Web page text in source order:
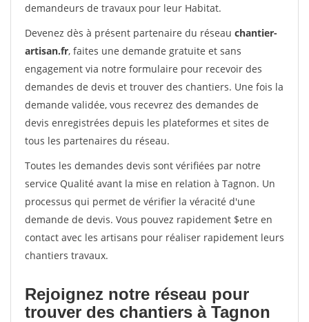
demandeurs de travaux pour leur Habitat.
Devenez dès à présent partenaire du réseau chantier-
artisan.fr, faites une demande gratuite et sans
engagement via notre formulaire pour recevoir des
demandes de devis et trouver des chantiers. Une fois la
demande validée, vous recevrez des demandes de
devis enregistrées depuis les plateformes et sites de
tous les partenaires du réseau.
Toutes les demandes devis sont vérifiées par notre
service Qualité avant la mise en relation à Tagnon. Un
processus qui permet de vérifier la véracité d'une
demande de devis. Vous pouvez rapidement $etre en
contact avec les artisans pour réaliser rapidement leurs
chantiers travaux.
Rejoignez notre réseau pour
trouver des chantiers à Tagnon